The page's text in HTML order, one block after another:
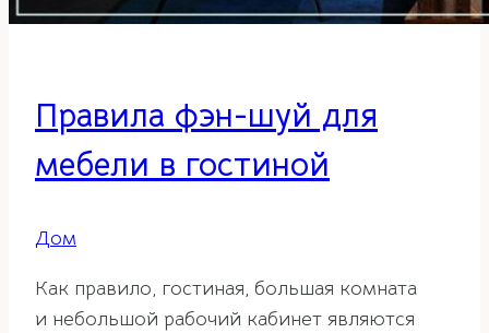
Правила фэн-шуй для
мебели в гостиной
Дом
Как правило, гостиная, большая комната
и небольшой рабочий кабинет являются